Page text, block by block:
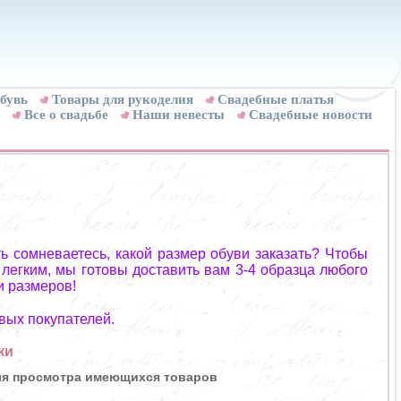
Товары для рукоделия
Cвадебные платья
Все о свадьбе
Наши невесты Свадебные новости
какой размер обуви заказать? Чтобы
мы готовы доставить вам 3-4 образца любого
размеров!
покупателей.
просмотра имеющихся товаров